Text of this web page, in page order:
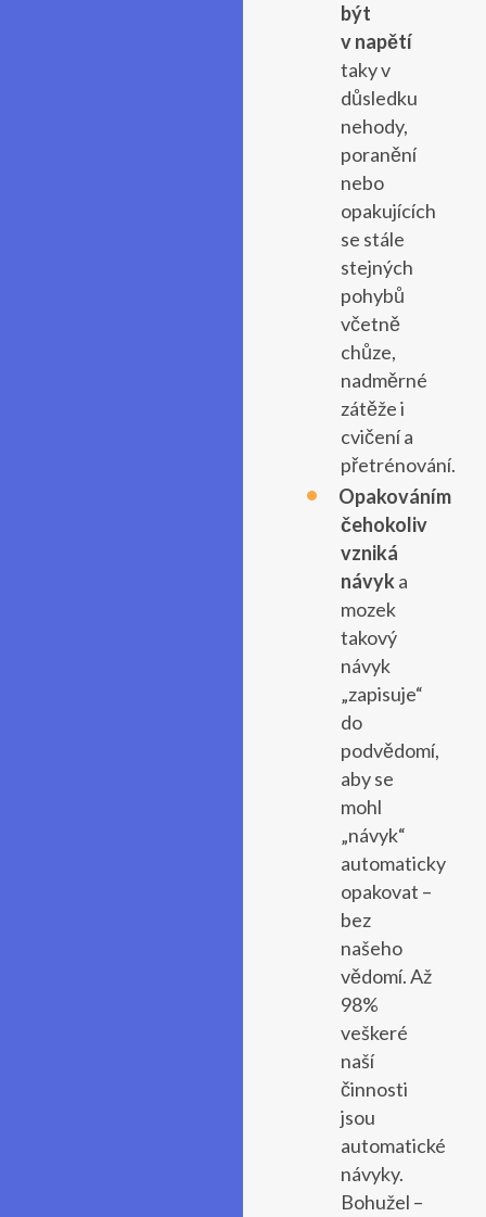
být
v napětí
taky v
důsledku
nehody,
poranění
nebo
opakujících
se stále
stejných
pohybů
včetně
chůze,
nadměrné
zátěže i
cvičení a
přetrénování.
Opakováním
čehokoliv
vzniká
návyk a
mozek
takový
návyk
„zapisuje“
do
podvědomí,
aby se
mohl
„návyk“
automaticky
opakovat –
bez
našeho
vědomí. Až
98%
veškeré
naší
činnosti
jsou
automatické
návyky.
Bohužel –